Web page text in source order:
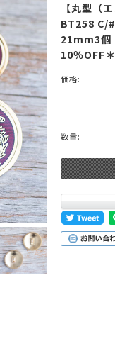
30mm～
グリーン
ニット
【丸型（
BT258 C/
21mm3個
10％OFF
価格:
数量: